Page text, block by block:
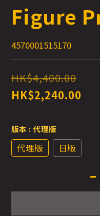
Figure
4570001515170
HK$4,400.00
HK$2,240.00
版本 : 代理版
代理版 日版